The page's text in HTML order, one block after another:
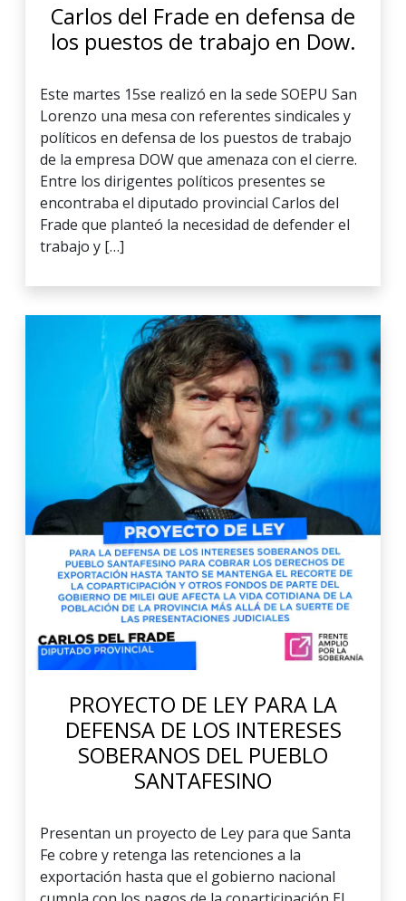
Carlos del Frade en defensa de
los puestos de trabajo en Dow.
Este martes 15se realizó en la sede SOEPU San
Lorenzo una mesa con referentes sindicales y
políticos en defensa de los puestos de trabajo
de la empresa DOW que amenaza con el cierre.
Entre los dirigentes políticos presentes se
encontraba el diputado provincial Carlos del
Frade que planteó la necesidad de defender el
trabajo y […]
PROYECTO DE LEY PARA LA
DEFENSA DE LOS INTERESES
SOBERANOS DEL PUEBLO
SANTAFESINO
Presentan un proyecto de Ley para que Santa
Fe cobre y retenga las retenciones a la
exportación hasta que el gobierno nacional